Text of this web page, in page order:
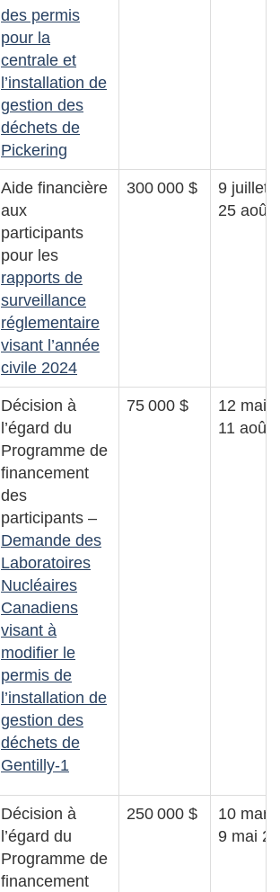
des permis
pour la
centrale et
l’installation de
gestion des
déchets de
Pickering
Aide financière
aux
participants
pour les
rapports de
surveillance
réglementaire
visant l’année
civile 2024
300 000 $
9 juillet
25 août
Décision à
l’égard du
Programme de
financement
des
participants –
Demande des
Laboratoires
Nucléaires
Canadiens
visant à
modifier le
permis de
l’installation de
gestion des
déchets de
Gentilly-1
75 000 $
12 mai
11 août
Décision à
l’égard du
Programme de
financement
250 000 $
10 mars
9 mai